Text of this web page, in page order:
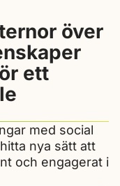
över
ett
med social
nya sätt att
och engagerat i